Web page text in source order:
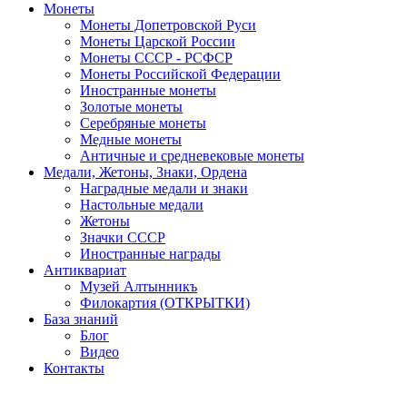
Монеты
Монеты Допетровской Руси
Монеты Царской России
Монеты СССР - РСФСР
Монеты Российской Федерации
Иностранные монеты
Золотые монеты
Серебряные монеты
Медные монеты
Античные и средневековые монеты
Медали, Жетоны, Знаки, Ордена
Наградные медали и знаки
Настольные медали
Жетоны
Значки СССР
Иностранные награды
Антиквариат
Музей Алтынникъ
Филокартия (ОТКРЫТКИ)
База знаний
Блог
Видео
Контакты